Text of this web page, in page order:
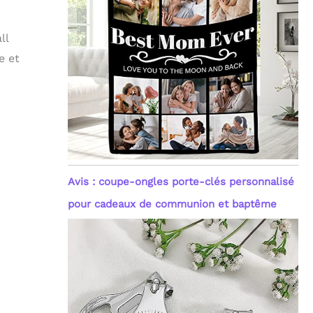
et
Avis : coupe-ongles porte-clés personnalisé
pour cadeaux de communion et baptême